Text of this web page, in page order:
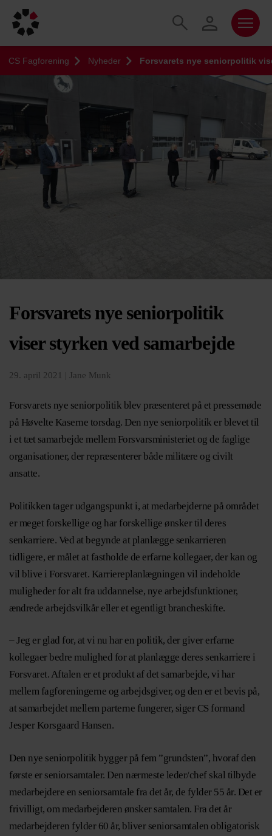
CS Fagforening Nyheder Forsvarets nye seniorpolitik
Forsvarets nye seniorpolitik
viser styrken ved samarbejde
29. april 2021 | Jane Munk
Forsvarets nye seniorpolitik blev præsenteret på et pressemøde
på Høvelte Kaserne torsdag. Den nye seniorpolitik er blevet til
i et tæt samarbejde mellem Forsvarsministeriet og de faglige
organisationer, der repræsenterer både militære og civilt
ansatte.
Politikken tager udgangspunkt i, at medarbejderne på området
er meget forskellige og har forskellige ønsker til deres
senkarriere. Ved at begynde at planlægge senkarrieren
tidligere, er målet at fastholde de erfarne kollegaer, der kan og
vil blive i Forsvaret. Karriereplanlægningen vil indeholde
muligheder for alt fra uddannelse, nye arbejdsfunktioner,
ændrede arbejdsvilkår eller et egentligt brancheskifte.
– Jeg er glad for, at vi nu har en politik, der giver erfarne
kollegaer bedre mulighed for at planlægge deres senkarriere i
Forsvaret. Aftalen er et produkt af det samarbejde, vi har
mellem fagforeningerne og arbejdsgiver, og den er et bevis på,
at samarbejdet mellem parterne fungerer, siger CS formand
Jesper Korsgaard Hansen.
Den nye seniorpolitik bygger på fem ”grundsten”, hvoraf den
første er seniorsamtaler. Den nærmeste leder/chef skal tilbyde
medarbejdere en seniorsamtale fra det år, de fylder 55 år. Det er
frivilligt, om medarbejderen ønsker samtalen. Fra det år
medarbejderen fylder 60 år, bliver seniorsamtalen obligatorisk